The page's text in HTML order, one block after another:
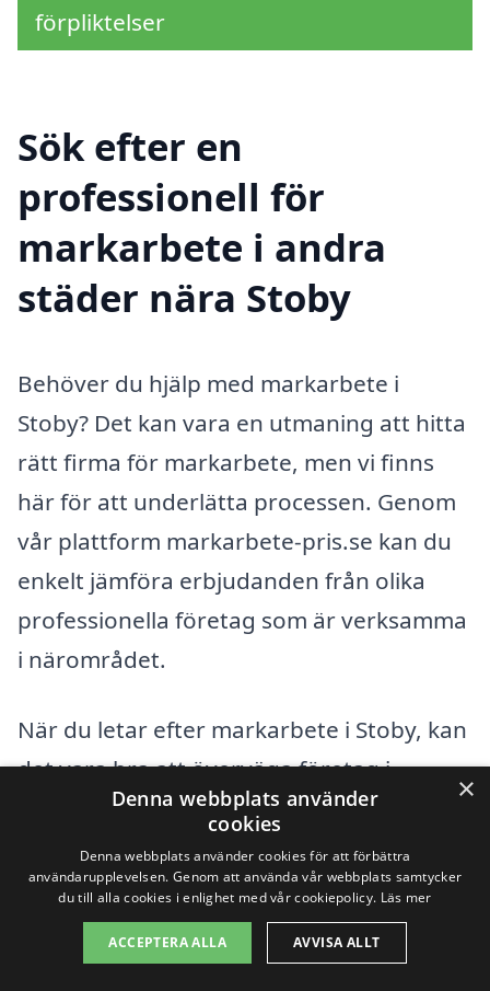
förpliktelser
Sök efter en
professionell för
markarbete i andra
städer nära Stoby
Behöver du hjälp med markarbete i
Stoby? Det kan vara en utmaning att hitta
rätt firma för markarbete, men vi finns
här för att underlätta processen. Genom
vår plattform markarbete-pris.se kan du
enkelt jämföra erbjudanden från olika
professionella företag som är verksamma
i närområdet.
När du letar efter markarbete i Stoby, kan
det vara bra att överväga företag i
närliggande städer för att säkerställa att
du får det bästa möjliga erbjudandet. Här
är några städer där du kan hitta erfarna
markarbetare:
×
Denna webbplats använder
cookies
Denna webbplats använder cookies för att förbättra
användarupplevelsen. Genom att använda vår webbplats samtycker
du till alla cookies i enlighet med vår cookiepolicy. Läs mer
ACCEPTERA ALLA AVVISA ALLT